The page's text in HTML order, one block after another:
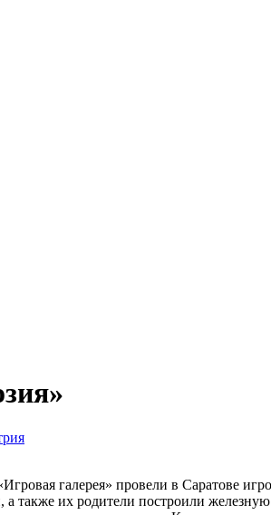
галерея» провели в Саратове
также их родители построили